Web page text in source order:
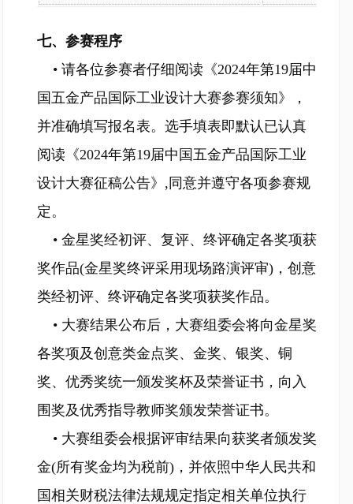
七、参赛程序
• 请各位参赛者仔细阅读《2024年第19届中
国五金产品国际工业设计大赛参赛须知》，
并准确填写报名表。选手填表即默认已认真
阅读《2024年第19届中国五金产品国际工业
设计大赛征稿公告》,同意并遵守各项参赛规
定。
• 金星奖经初评、复评、终评确定各奖项获
奖作品(金星奖终评采用现场路演评审)，创意
类经初评、终评确定各奖项获奖作品。
• 大赛结果公布后，大赛组委会将向金星奖
各奖项及创意类金点奖、金奖、银奖、铜
奖、优秀奖统一颁发奖杯及荣誉证书，向入
围奖及优秀指导教师奖颁发荣誉证书。
• 大赛组委会根据评审结果向获奖者颁发奖
金(所有奖金均为税前)，并依照中华人民共和
国相关财税法律法规规定指定相关单位执行